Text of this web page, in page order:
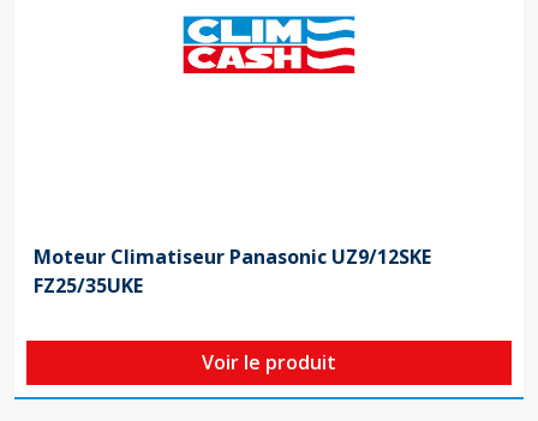
Moteur Climatiseur Panasonic UZ9/12SKE
FZ25/35UKE
Voir le produit